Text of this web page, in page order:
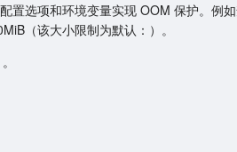
置选项和环境变量实现 OOM 保护。例
（该大小限制为默认：）。